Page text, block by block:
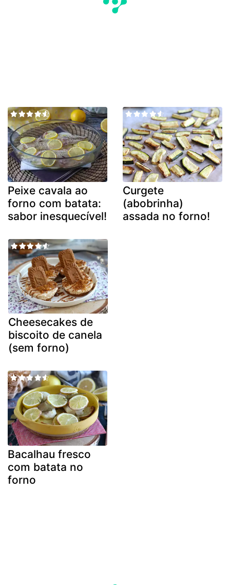
Peixe cavala ao
forno com batata:
sabor inesquecível!
Curgete
(abobrinha)
assada no forno!
Cheesecakes de
biscoito de canela
(sem forno)
Bacalhau fresco
com batata no
forno